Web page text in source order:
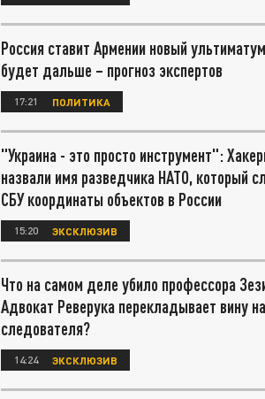
Россия ставит Армении новый
будет дальше – прогноз экспертов
17:21 ПОЛИТИКА
"Украина - это просто инструмент":
назвали имя разведчика НАТО, который
СБУ координаты объектов в России
15:20 ЭКСКЛЮЗИВ
Что на самом деле убило профессора
Адвокат Реверука перекладывает вину на
следователя?
14:24 ЭКСКЛЮЗИВ